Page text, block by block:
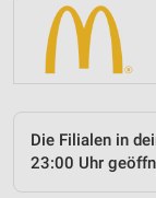
Die Filialen in
23:00 Uhr